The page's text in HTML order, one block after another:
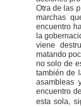
Otra de las
marchas
encuentro
la
viene
matando
no solo de
también de
asambleas
encuentro
esta sola,